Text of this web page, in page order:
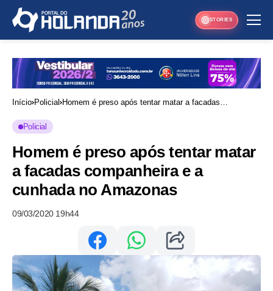
STORIES
Início Policial Homem é preso após tentar matar a facadas
Policial
Homem é preso após tentar matar
a facadas companheira e a
cunhada no Amazonas
09/03/2020 19h44